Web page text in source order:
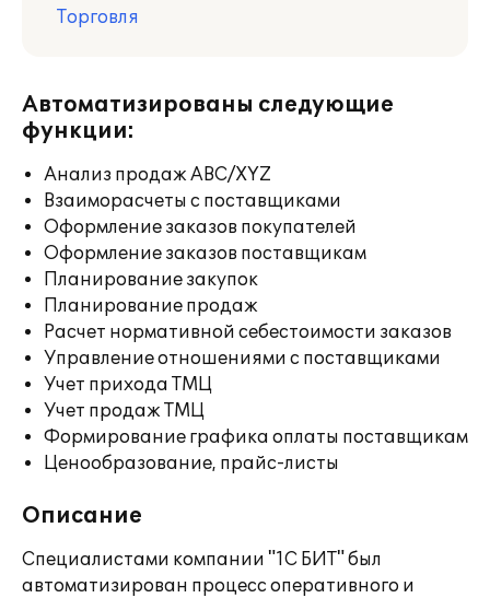
Торговля
Автоматизированы следующие
функции:
Анализ продаж ABC/XYZ
Взаиморасчеты с поставщиками
Оформление заказов покупателей
Оформление заказов поставщикам
Планирование закупок
Планирование продаж
Расчет нормативной себестоимости заказов
Управление отношениями с поставщиками
Учет прихода ТМЦ
Учет продаж ТМЦ
Формирование графика оплаты поставщикам
Ценообразование, прайс-листы
Описание
Специалистами компании "1С БИТ" был
автоматизирован процесс оперативного и